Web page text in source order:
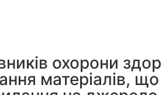
охорони
матеріалів,